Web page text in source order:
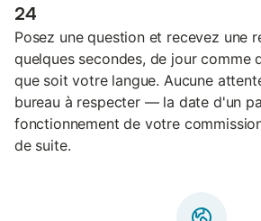
24
Posez une question et recevez une
quelques secondes, de jour comme
que soit votre langue. Aucune
bureau à respecter — la date d'un
fonctionnement de votre
de suite.